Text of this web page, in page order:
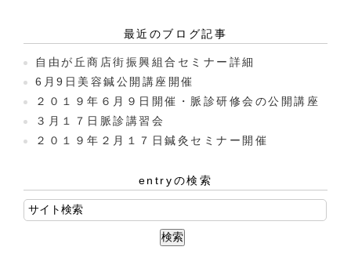
最近のブログ記事
自由が丘商店街振興組合セミナー詳細
6月9日美容鍼公開講座開催
２０１９年６月９日開催・脈診研修会の公開講座
３月１７日脈診講習会
２０１９年２月１７日鍼灸セミナー開催
entryの検索